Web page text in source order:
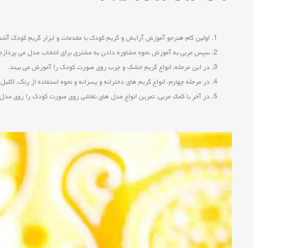
اولین گام هنرجو آموزش آرایش و گریم کودک با مقدمات و ابزار گریم کودک
سپس مربی به آموزش نحوه مشاوره دادن به مشتری برای انتخاب مدل می
در این مرحله، انواع گریم خشک و چرب روی صورت کودک را آموزش می بیند.
در مرحله چهارم، انواع گریم های دخترانه و پسرانه و نحوه استفاده از رنگ،
در آخر با کمک مربی، تمرین انواع مدل های نقاشی روی صورت کودک را روی